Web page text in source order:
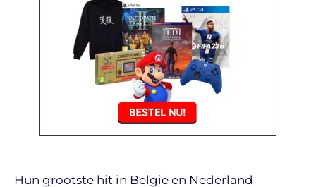
Hun grootste hit in België en Nederland